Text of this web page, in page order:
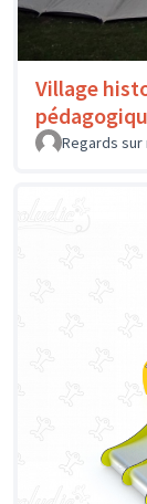
Village
Regards